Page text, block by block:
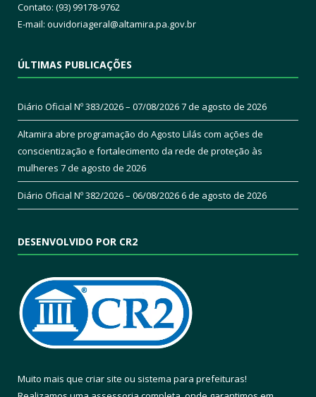
Contato: (93) 99178-9762
E-mail: ouvidoriageral@altamira.pa.gov.br
ÚLTIMAS PUBLICAÇÕES
Diário Oficial Nº 383/2026 – 07/08/20267 de agosto de 2026
Altamira abre programação do Agosto Lilás com ações de
conscientização e fortalecimento da rede de proteção às
mulheres 7 de agosto de 2026
Diário Oficial Nº 382/2026 – 06/08/20266 de agosto de 2026
DESENVOLVIDO POR CR2
Muito mais que criar site ou sistema para prefeituras!